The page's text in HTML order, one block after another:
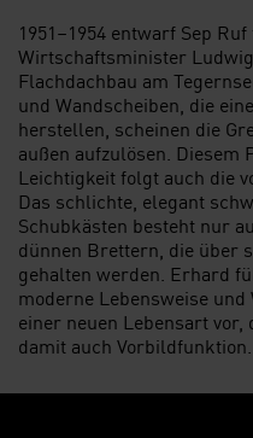
1951–1954 entwarf Sep
Wirtschaftsminister
Flachdachbau am
und Wandscheiben, die
herstellen, scheinen die
außen aufzulösen. Diesem
Leichtigkeit folgt auch die
Das schlichte, elegant
Schubkästen besteht nur
dünnen Brettern, die über
gehalten werden. Erhard
moderne Lebensweise
einer neuen Lebensart
damit auch Vorbildfunktion.